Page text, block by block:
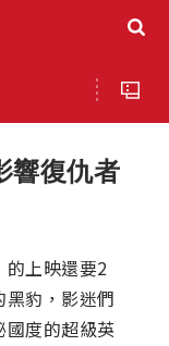
響復仇者
上映還要2
豹，影迷們
國度的超級英